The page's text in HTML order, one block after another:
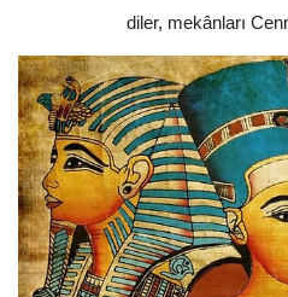
diler, mekânları